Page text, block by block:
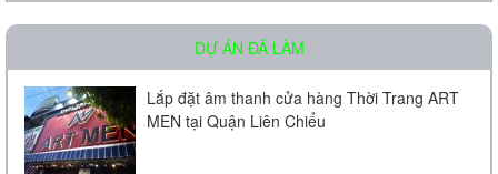
Micro Bosch LBC 2900/20
Liên hệ
DỰ ÁN ĐÃ LÀM
Lắp đặt âm thanh cửa hàng Thời Trang ART
MEN tại Quận Liên Chiểu